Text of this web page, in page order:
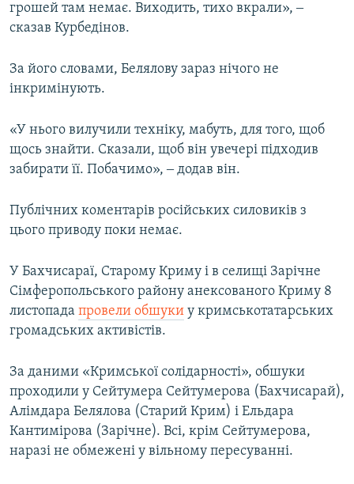
грошей там немає. Виходить, тихо вкрали», ‒
сказав Курбедінов.
За його словами, Белялову зараз нічого не
інкримінують.
«У нього вилучили техніку, мабуть, для того, щоб
щось знайти. Сказали, щоб він увечері підходив
забирати її. Побачимо», ‒ додав він.
Публічних коментарів російських силовиків з
цього приводу поки немає.
У Бахчисараї, Старому Криму і в селищі Зарічне
Сімферопольського району анексованого Криму 8
листопада провели обшуки у кримськотатарських
громадських активістів.
За даними «Кримської солідарності», обшуки
проходили у Сейтумера Сейтумерова (Бахчисарай),
Алімдара Белялова (Старий Крим) і Ельдара
Кантимірова (Зарічне). Всі, крім Сейтумерова,
наразі не обмежені у вільному пересуванні.